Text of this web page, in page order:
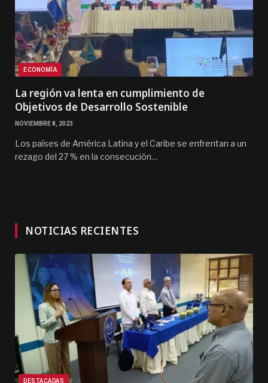
ECONOMÍA
La región va lenta en cumplimiento de
Objetivos de Desarrollo Sostenible
NOVIEMBRE 8, 2023
Los países de América Latina y el Caribe se enfrentan a un
rezago del 27 % en la consecución…
NOTICIAS RECIENTES
DESTACADAS